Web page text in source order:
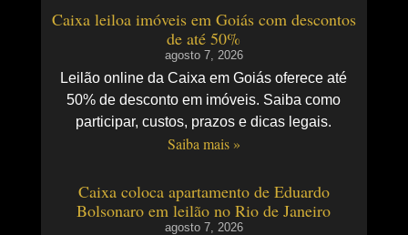
Caixa leiloa imóveis em Goiás com descontos
de até 50%
agosto 7, 2026
Leilão online da Caixa em Goiás oferece até
50% de desconto em imóveis. Saiba como
participar, custos, prazos e dicas legais.
Saiba mais »
Caixa coloca apartamento de Eduardo
Bolsonaro em leilão no Rio de Janeiro
agosto 7, 2026